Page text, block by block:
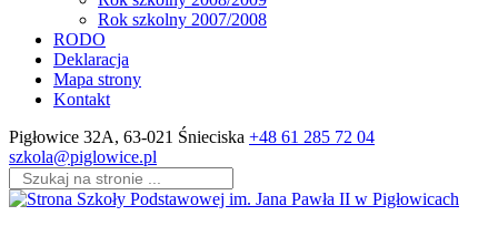
Rok szkolny 2007/2008
RODO
Deklaracja
Mapa strony
Kontakt
Skip
to
content
(Press
Pigłowice 32A, 63-021 Śnieciska +48 61 285 72 04
szkola@piglowice.pl